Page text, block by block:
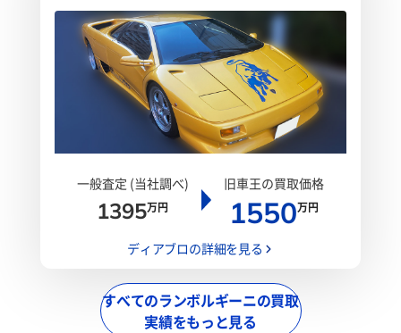
一般査定 (当社調べ)
1395万円
旧車王の買取価格
1550万円
ディアブロの詳細を見る
すべてのランボルギーニの買取
実績をもっと見る